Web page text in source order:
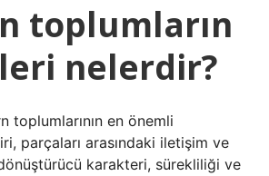
toplumların
nelerdir?
toplumlarının en önemli
parçaları arasındaki iletişim ve
karakteri, sürekliliği ve